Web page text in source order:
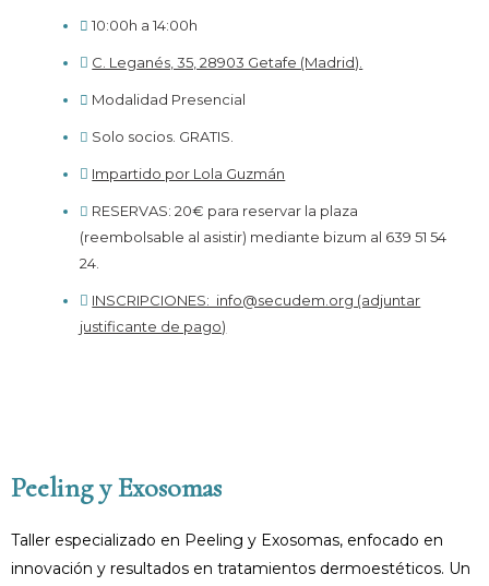
10:00h a 14:00h
C. Leganés, 35, 28903 Getafe (Madrid).
Modalidad Presencial
Solo socios. GRATIS.
Impartido por Lola Guzmán
RESERVAS: 20€ para reservar la plaza
(reembolsable al asistir) mediante bizum al 639 51 54
24.
INSCRIPCIONES: ​ info@secudem.org (adjuntar
justificante de pago)
Peeling y Exosomas
Taller especializado en Peeling y Exosomas, enfocado en
innovación y resultados en tratamientos dermoestéticos. Un